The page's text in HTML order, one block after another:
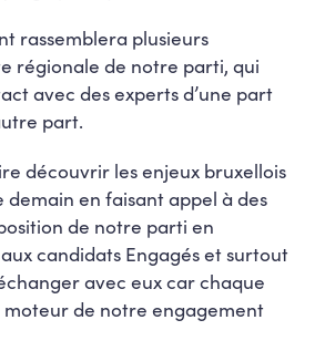
rassemblera plusieurs
régionale de notre parti, qui
avec des experts d’une part
part.
découvrir les enjeux bruxellois
demain en faisant appel à des
de notre parti en
candidats Engagés et surtout
avec eux car chaque
moteur de notre engagement